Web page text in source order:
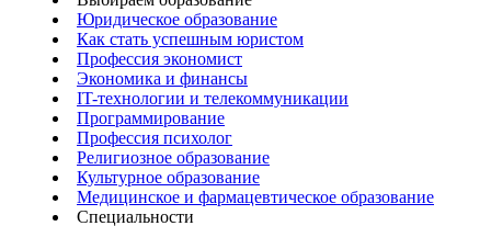
Юридическое образование
Как стать успешным юристом
Профессия экономист
Экономика и финансы
IT-технологии и телекоммуникации
Программирование
Профессия психолог
Религиозное образование
Культурное образование
Медицинское и фармацевтическое образование
Специальности